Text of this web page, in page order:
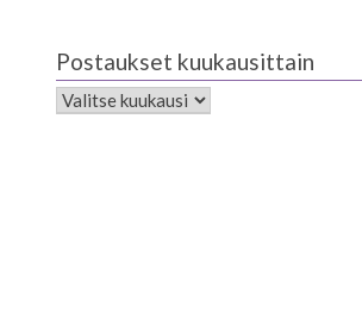
Postaukset kuukausittain